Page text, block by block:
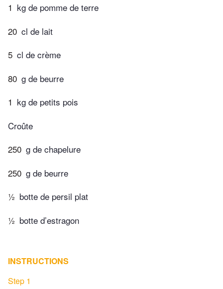
1 kg de pomme de terre
20 cl de lait
5 cl de crème
80 g de beurre
1 kg de petits pois
Croûte
250 g de chapelure
250 g de beurre
½ botte de persil plat
½ botte d’estragon
INSTRUCTIONS
Step 1